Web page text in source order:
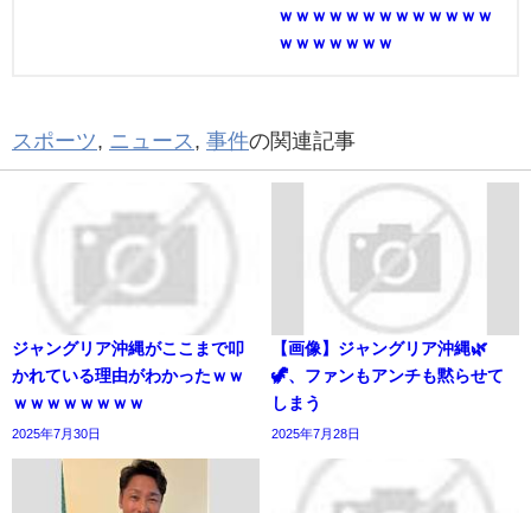
ｗｗｗｗｗｗｗｗｗｗｗｗｗ
ｗｗｗｗｗｗｗ
スポーツ ニュース 事件の関連記事
ジャングリア沖縄がここまで叩
かれている理由がわかったｗｗ
ｗｗｗｗｗｗｗｗ
2025年7月30日
【画像】ジャングリア沖縄🌿
🦖、ファンもアンチも黙らせて
しまう
2025年7月28日